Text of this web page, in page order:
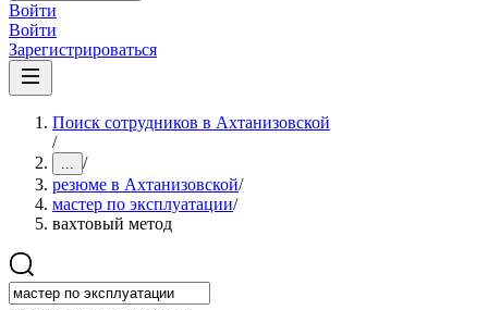
Войти
Войти
Зарегистрироваться
Поиск сотрудников в Ахтанизовской
/
... /
резюме в Ахтанизовской/
мастер по эксплуатации/
вахтовый метод